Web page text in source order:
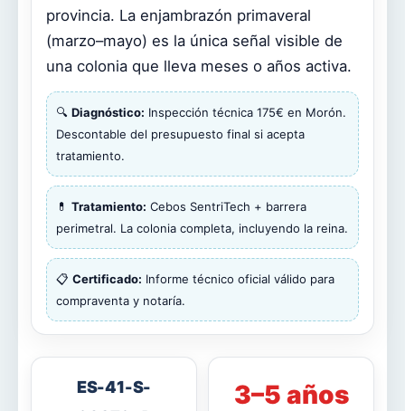
provincia. La enjambrazón primaveral
(marzo–mayo) es la única señal visible de
una colonia que lleva meses o años activa.
🔍 Diagnóstico: Inspección técnica 175€ en Morón.
Descontable del presupuesto final si acepta
tratamiento.
💊 Tratamiento: Cebos SentriTech + barrera
perimetral. La colonia completa, incluyendo la reina.
📋 Certificado: Informe técnico oficial válido para
compraventa y notaría.
ES-41-S-
3–5 años